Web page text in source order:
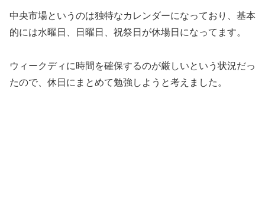
中央市場というのは独特なカレンダーになっており、基本
的には水曜日、日曜日、祝祭日が休場日になってます。
ウィークディに時間を確保するのが厳しいという状況だっ
たので、休日にまとめて勉強しようと考えました。